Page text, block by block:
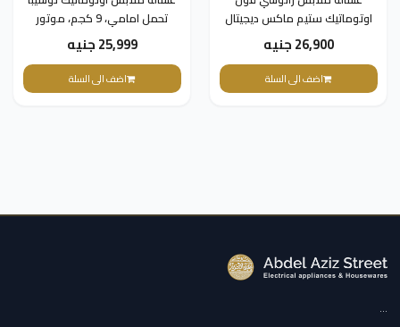
اوتوماتيك ستيم ماكس ديجيتال
تحميل أمامي، 8 كجم، أسود -
ZWF8221BL7
26,900 جنيه
اضف الى السلة
تحمل امامي، 9 كجم، موتور
BK100GF4EG(MK)
25,999 جنيه
اضف الى السلة
...